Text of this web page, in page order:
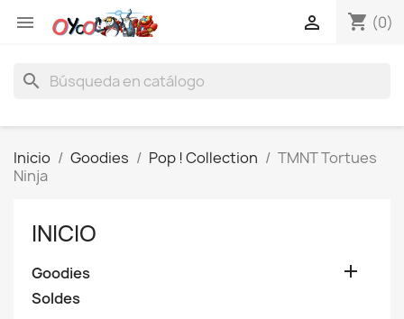
 shopping_cart (0)

search
Inicio Goodies Pop ! Collection
TMNT Tortues
Ninja
INICIO
Goodies 
Soldes